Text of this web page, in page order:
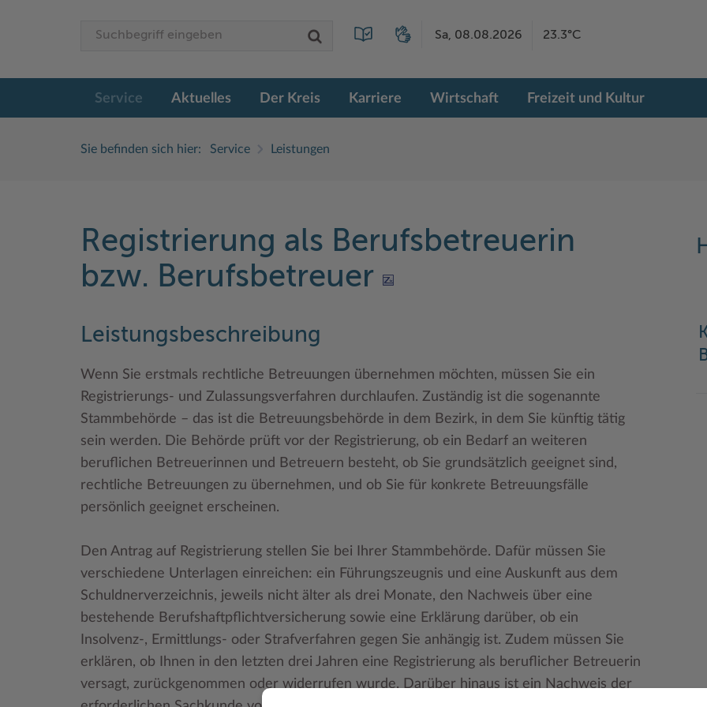
Sa, 08.08.2026 23.3°C
Service Aktuelles Der Kreis Karriere Wirtschaft Freizeit und Kultur
Sie befinden sich hier: Service Leistungen
Registrierung als Berufsbetreuerin
bzw. Berufsbetreuer
Leistungsbeschreibung
Wenn Sie erstmals rechtliche Betreuungen übernehmen möchten, müssen Sie ein
Registrierungs- und Zulassungsverfahren durchlaufen. Zuständig ist die sogenannte
Stammbehörde – das ist die Betreuungsbehörde in dem Bezirk, in dem Sie künftig tätig
sein werden. Die Behörde prüft vor der Registrierung, ob ein Bedarf an weiteren
beruflichen Betreuerinnen und Betreuern besteht, ob Sie grundsätzlich geeignet sind,
rechtliche Betreuungen zu übernehmen, und ob Sie für konkrete Betreuungsfälle
persönlich geeignet erscheinen.
Den Antrag auf Registrierung stellen Sie bei Ihrer Stammbehörde. Dafür müssen Sie
verschiedene Unterlagen einreichen: ein Führungszeugnis und eine Auskunft aus dem
Schuldnerverzeichnis, jeweils nicht älter als drei Monate, den Nachweis über eine
bestehende Berufshaftpflichtversicherung sowie eine Erklärung darüber, ob ein
Insolvenz-, Ermittlungs- oder Strafverfahren gegen Sie anhängig ist. Zudem müssen Sie
erklären, ob Ihnen in den letzten drei Jahren eine Registrierung als beruflicher Betreuerin
versagt, zurückgenommen oder widerrufen wurde. Darüber hinaus ist ein Nachweis der